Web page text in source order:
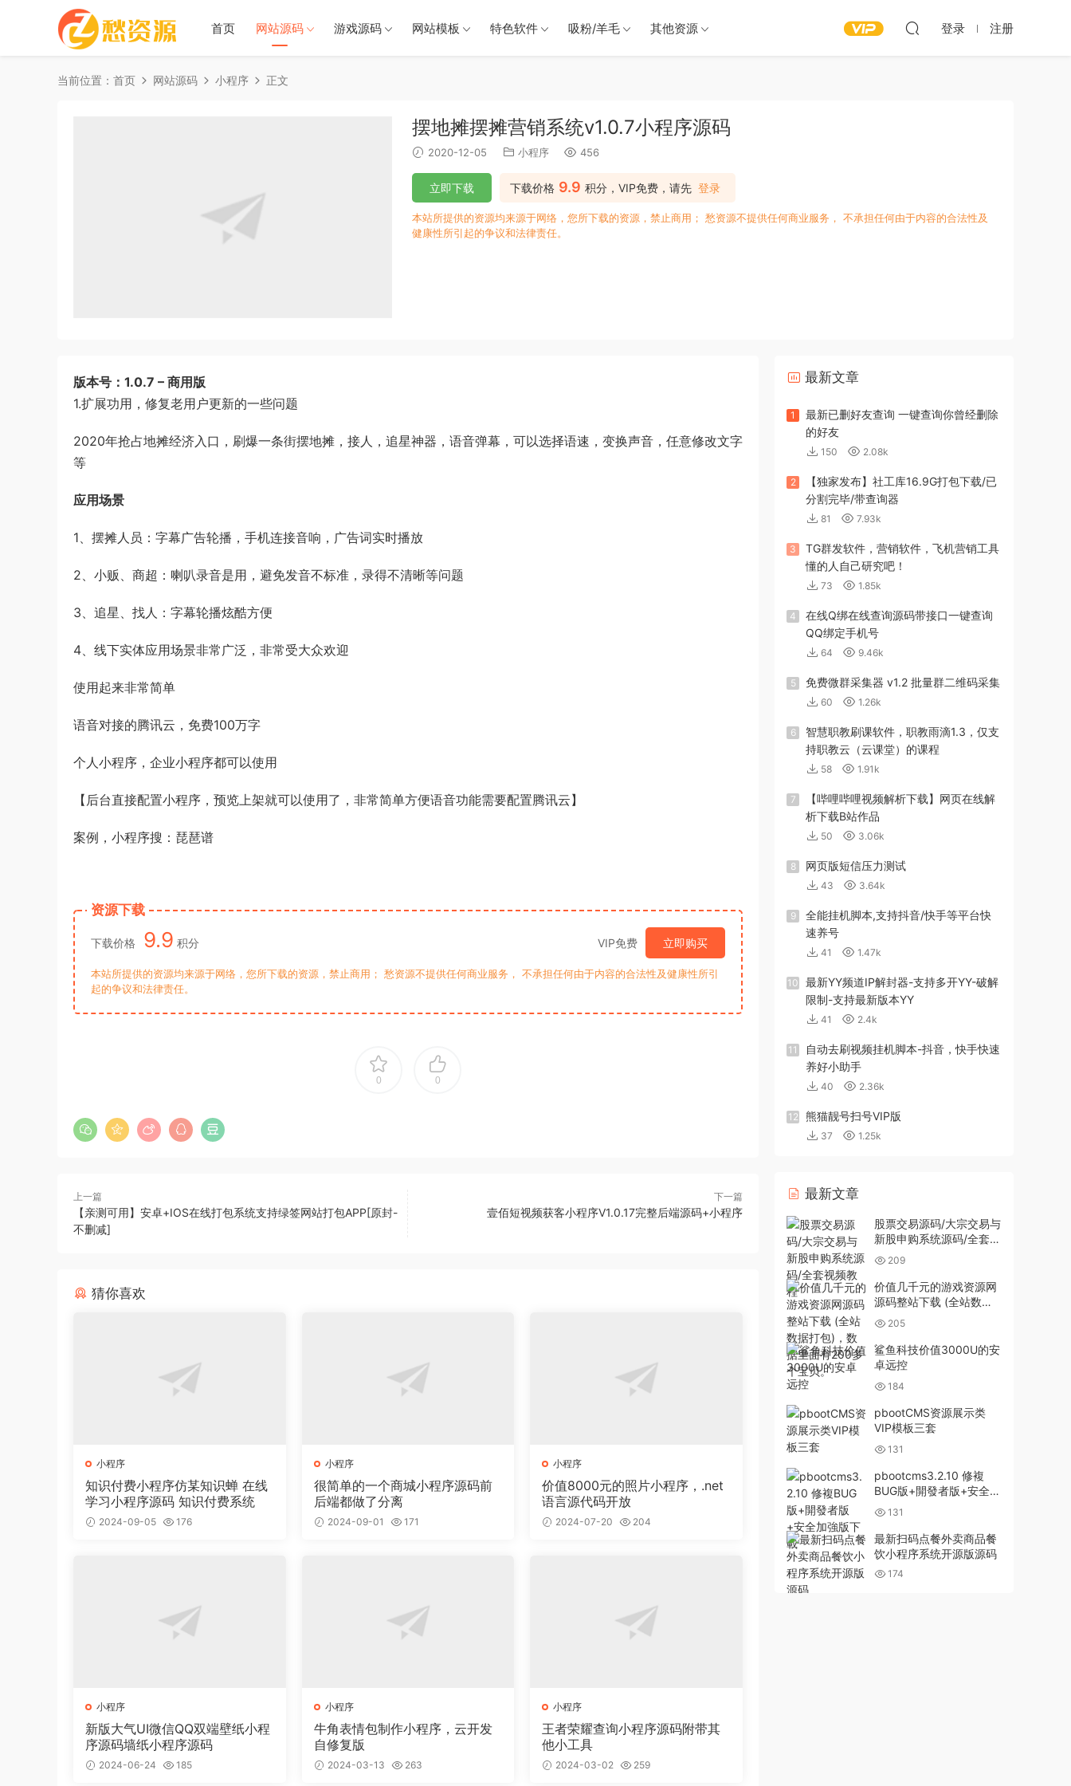
首页 网站源码 游戏源码 网站模板 特色软件 吸粉/羊毛 其他资源 登录 注册
当前位置： 首页 网站源码 小程序 正文
摆地摊摆摊营销系统v1.0.7小程序源码
2020-12-05 小程序 456
下载价格 9.9 积分，VIP免费，请先 登录
立即下载
本站所提供的资源均来源于网络，您所下载的资源，禁止商用； 愁资源不提供任何商业服务， 不承担任何由于内容的合法性及
健康性所引起的争议和法律责任。
版本号：1.0.7 – 商用版
1.扩展功用，修复老用户更新的一些问题
2020年抢占地摊经济入口，刷爆一条街摆地摊，接人，追星神器，语音弹幕，可以选择语速，变换声音，任意修改文字
等
应用场景
1、摆摊人员：字幕广告轮播，手机连接音响，广告词实时播放
2、小贩、商超：喇叭录音是用，避免发音不标准，录得不清晰等问题
3、追星、找人：字幕轮播炫酷方便
4、线下实体应用场景非常广泛，非常受大众欢迎
使用起来非常简单
语音对接的腾讯云，免费100万字
个人小程序，企业小程序都可以使用
【后台直接配置小程序，预览上架就可以使用了，非常简单方便语音功能需要配置腾讯云】
案例，小程序搜：琵琶谱
资源下载
下载价格 9.9 积分 VIP免费 立即购买
本站所提供的资源均来源于网络，您所下载的资源，禁止商用； 愁资源不提供任何商业服务， 不承担任何由于内容的合法性及健康性所引
起的争议和法律责任。
0 0
上一篇
【亲测可用】安卓+IOS在线打包系统支持绿签网站打包APP[原封-
不删减]
下一篇
壹佰短视频获客小程序V1.0.17完整后端源码+小程序
猜你喜欢
小程序
知识付费小程序仿某知识蝉 在线
学习小程序源码 知识付费系统
2024-09-05 176
小程序
很简单的一个商城小程序源码前
后端都做了分离
2024-09-01 171
小程序
价值8000元的照片小程序，.net
语言源代码开放
2024-07-20 204
小程序
新版大气UI微信QQ双端壁纸小程
序源码墙纸小程序源码
2024-06-24 185
小程序
牛角表情包制作小程序，云开发
自修复版
2024-03-13 263
小程序
王者荣耀查询小程序源码附带其
他小工具
2024-03-02 259
最新文章
1
最新已删好友查询 一键查询你曾经删除
的好友
150 2.08k
2
【独家发布】社工库16.9G打包下载/已
分割完毕/带查询器
81 7.93k
3
TG群发软件，营销软件，飞机营销工具
懂的人自己研究吧！
73 1.85k
4
在线Q绑在线查询源码带接口一键查询
QQ绑定手机号
64 9.46k
5 免费微群采集器 v1.2 批量群二维码采集
60 1.26k
6
智慧职教刷课软件，职教雨滴1.3，仅支
持职教云（云课堂）的课程
58 1.91k
7
【哔哩哔哩视频解析下载】网页在线解
析下载B站作品
50 3.06k
8 网页版短信压力测试
43 3.64k
9
全能挂机脚本,支持抖音/快手等平台快
速养号
41 1.47k
10
最新YY频道IP解封器-支持多开YY-破解
限制-支持最新版本YY
41 2.4k
11
自动去刷视频挂机脚本-抖音，快手快速
养好小助手
40 2.36k
12 熊猫靓号扫号VIP版
37 1.25k
最新文章
股票交易源码/大宗交易与
新股申购系统源码/全套视
频教程
209
价值几千元的游戏资源网
源码整站下载 (全站数据
打包)，数据里面有200多
个宝贝。
205
鲨鱼科技价值3000U的安
卓远控
184
pbootCMS资源展示类
VIP模板三套
131
pbootcms3.2.10 修複
BUG版+開發者版+安全加
強版下載
131
最新扫码点餐外卖商品餐
饮小程序系统开源版源码
174